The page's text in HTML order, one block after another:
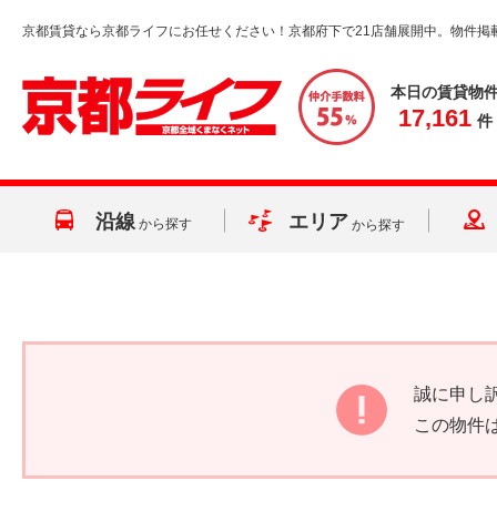
京都賃貸なら京都ライフにお任せください！京都府下で21店舗展開中。物件掲
本日の賃貸物
17,161 件
沿線 から探す エリア から探す
誠に申し
この物件